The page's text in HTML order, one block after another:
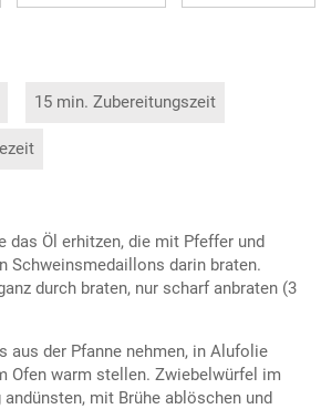
15 min. Zubereitungszeit
das Öl erhitzen, die mit Pfeffer und
Schweinsmedaillons darin braten.
durch braten, nur scharf anbraten (3
aus der Pfanne nehmen, in Alufolie
Ofen warm stellen. Zwiebelwürfel im
mit Brühe ablöschen und